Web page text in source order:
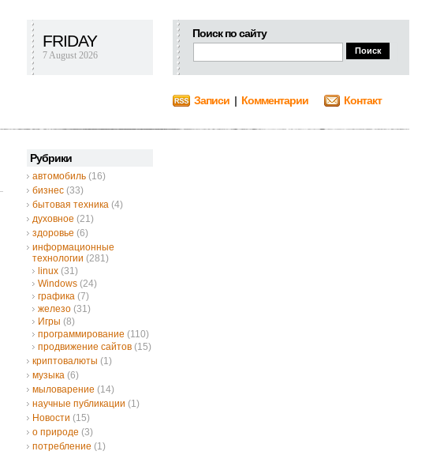
Поиск по сайту
FRIDAY
7 August 2026
Записи | Комментарии Контакт
Рубрики
автомобиль (16)
бизнес (33)
бытовая техника (4)
духовное (21)
здоровье (6)
информационные
технологии (281)
linux (31)
Windows (24)
графика (7)
железо (31)
Игры (8)
программирование (110)
продвижение сайтов (15)
криптовалюты (1)
музыка (6)
мыловарение (14)
научные публикации (1)
Новости (15)
о природе (3)
потребление (1)